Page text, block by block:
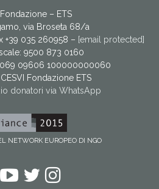
– ETS
via Broseta 68/a
+39 035 260958 – [email protected]
9500 873 0160
09606 100000000060
CESVI Fondazione ETS
donatori via WhatsApp
NETWORK EUROPEO DI NGO
Facebook
YouTube
Twitter
Instagram